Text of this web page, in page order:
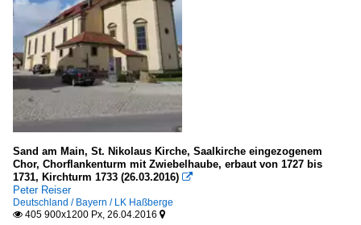
Sand am Main, St. Nikolaus Kirche, Saalkirche eingezogenem
Chor, Chorflankenturm mit Zwiebelhaube, erbaut von 1727 bis
1731, Kirchturm 1733 (26.03.2016) 
Peter Reiser
Deutschland / Bayern / LK Haßberge
 405 900x1200 Px, 26.04.2016 